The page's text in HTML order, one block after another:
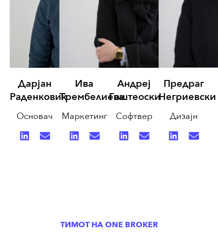
Дарјан
Раденковиќ
Основач
Ива
Трембелиева
Маркетинг
Андреј
Гаштеоски
Софтвер
Предраг
Негриевски
Дизајн
ТИМОТ НА ONE BROKER